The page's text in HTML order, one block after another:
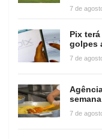
7 de
Pix
golpes
7 de
7 de